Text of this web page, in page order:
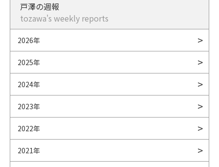
戸澤の週報
tozawa's weekly reports
2026年
2025年
2024年
2023年
2022年
2021年